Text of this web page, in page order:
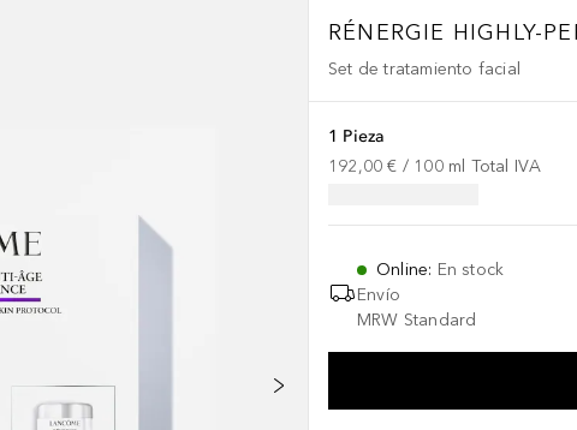
RÉNERGIE HIGHLY-
Set de tratamiento facial
1 Pieza
192,00 € / 100 ml Total IVA
Online: En stock
Envío
MRW Standard